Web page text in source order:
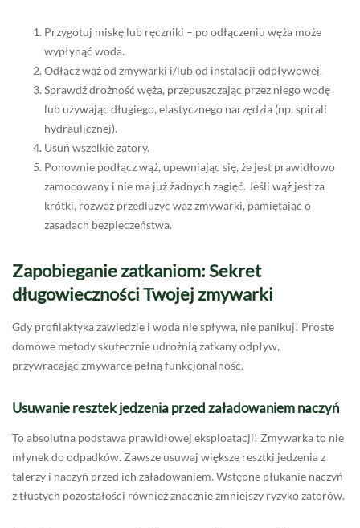
Przygotuj miskę lub ręczniki – po odłączeniu węża może
wypłynąć woda.
Odłącz wąż od zmywarki i/lub od instalacji odpływowej.
Sprawdź drożność węża, przepuszczając przez niego wodę
lub używając długiego, elastycznego narzędzia (np. spirali
hydraulicznej).
Usuń wszelkie zatory.
Ponownie podłącz wąż, upewniając się, że jest prawidłowo
zamocowany i nie ma już żadnych zagięć. Jeśli wąż jest za
krótki, rozważ przedluzyc waz zmywarki, pamiętając o
zasadach bezpieczeństwa.
Zapobieganie zatkaniom: Sekret
długowieczności Twojej zmywarki
Gdy profilaktyka zawiedzie i woda nie spływa, nie panikuj! Proste
domowe metody skutecznie udrożnią zatkany odpływ,
przywracając zmywarce pełną funkcjonalność.
Usuwanie resztek jedzenia przed załadowaniem naczyń
To absolutna podstawa prawidłowej eksploatacji! Zmywarka to nie
młynek do odpadków. Zawsze usuwaj większe resztki jedzenia z
talerzy i naczyń przed ich załadowaniem. Wstępne płukanie naczyń
z tłustych pozostałości również znacznie zmniejszy ryzyko zatorów.